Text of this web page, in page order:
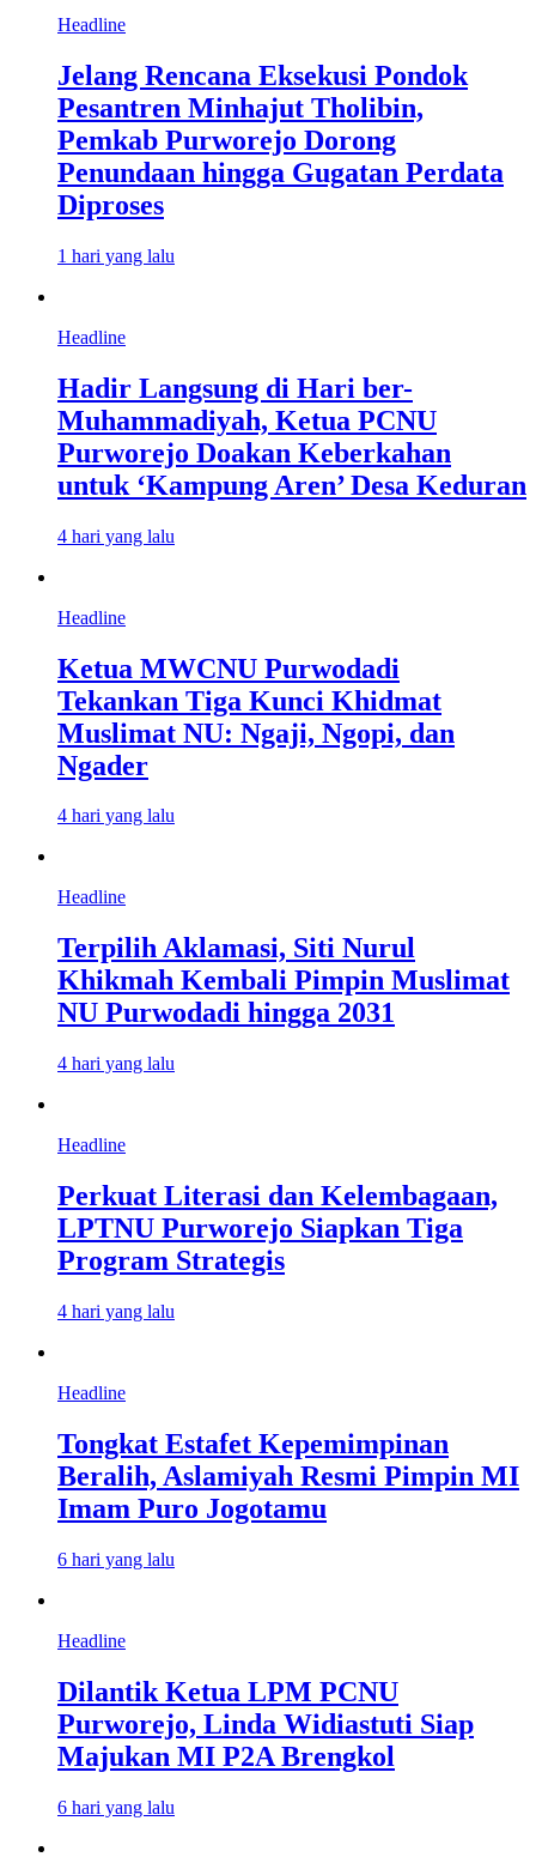
Headline
Jelang Rencana Eksekusi Pondok
Pesantren Minhajut Tholibin,
Pemkab Purworejo Dorong
Penundaan hingga Gugatan Perdata
Diproses
1 hari yang lalu
Headline
Hadir Langsung di Hari ber-
Muhammadiyah, Ketua PCNU
Purworejo Doakan Keberkahan
untuk ‘Kampung Aren’ Desa Keduran
4 hari yang lalu
Headline
Ketua MWCNU Purwodadi
Tekankan Tiga Kunci Khidmat
Muslimat NU: Ngaji, Ngopi, dan
Ngader
4 hari yang lalu
Headline
Terpilih Aklamasi, Siti Nurul
Khikmah Kembali Pimpin Muslimat
NU Purwodadi hingga 2031
4 hari yang lalu
Headline
Perkuat Literasi dan Kelembagaan,
LPTNU Purworejo Siapkan Tiga
Program Strategis
4 hari yang lalu
Headline
Tongkat Estafet Kepemimpinan
Beralih, Aslamiyah Resmi Pimpin MI
Imam Puro Jogotamu
6 hari yang lalu
Headline
Dilantik Ketua LPM PCNU
Purworejo, Linda Widiastuti Siap
Majukan MI P2A Brengkol
6 hari yang lalu